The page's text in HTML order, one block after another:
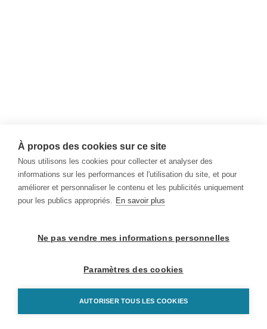
À propos des cookies sur ce site
Nous utilisons les cookies pour collecter et analyser des
informations sur les performances et l'utilisation du site, et pour
améliorer et personnaliser le contenu et les publicités uniquement
pour les publics appropriés. En savoir plus
Ne pas vendre mes informations personnelles
Paramètres des cookies
AUTORISER TOUS LES COOKIES